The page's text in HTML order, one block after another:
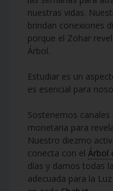
nuestras vidas.
brindan conexiones
porque el Zohar
Árbol.
Estudiar es un
es esencial para
Sostenemos
monetaria para
Nuestro diezmo
conecta con el Árbol
días y damos todas
adecuada para la